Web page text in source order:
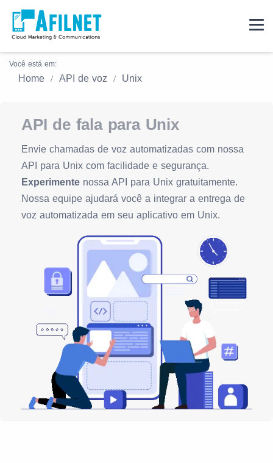
Você está em:
Home API de voz Unix
API de fala para Unix
Envie chamadas de voz automatizadas com nossa
API para Unix com facilidade e segurança.
Experimente nossa API para Unix gratuitamente.
Nossa equipe ajudará você a integrar a entrega de
voz automatizada em seu aplicativo em Unix.